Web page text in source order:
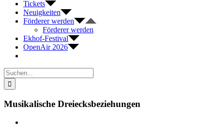
Tickets
Neuigkeiten
Förderer werden
Förderer werden
Ekhof-Festival
OpenAir 2026
Suche
nach:
Musikalische Dreiecksbeziehungen